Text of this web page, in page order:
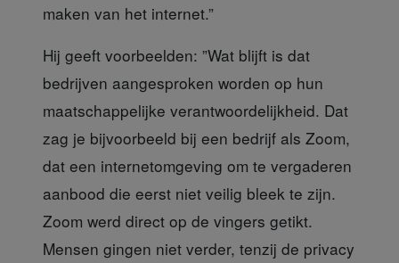
maken van het internet.”
Hij geeft voorbeelden: ”Wat blijft is dat
bedrijven aangesproken worden op hun
maatschappelijke verantwoordelijkheid. Dat
zag je bijvoorbeeld bij een bedrijf als Zoom,
dat een internetomgeving om te vergaderen
aanbood die eerst niet veilig bleek te zijn.
Zoom werd direct op de vingers getikt.
Mensen gingen niet verder, tenzij de privacy